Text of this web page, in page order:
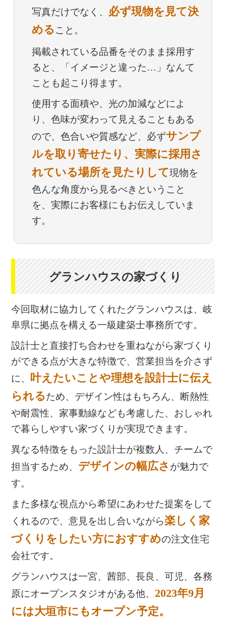
写真だけでなく、 必ず現物を見て決
める こと。
掲載されている品番をそのまま採用す
ると、「イメージと違った…」なんて
ことも起こり得ます。
使用する面積や、光の加減などによ
り、色味が変わって見えることもある
ので、色合いや質感など、必ずサンプ
ルを取り寄せたり、実際に採用さ
れている場所を見たりして現物を
色んな角度から見るべきということ
を、実際にお客様にもお伝えしていま
す。
グランハウスの家づくり
今回取材に協力してくれたグランハウスは、岐
阜県に拠点を構える一級建築士事務所です。
設計士と直接打ち合わせを重ねながら家づくり
ができる点が大きな特徴で、営業担当を介さず
に、
叶えたいことや理想を設計士に伝え
られるため、デザイン性はもちろん、断熱性
や耐震性、家事動線なども考慮した、おしゃれ
で暮らしやすい家づくりが実現できます。
異なる特徴をもった設計士が複数人、チームで
担当するため、 デザインの幅広さ が魅力で
す。
また多様な視点から希望にあわせた提案をして
くれるので、意見を出し合いながら楽しく家
づくりをしたい方におすすめの注文住宅
会社です。
グランハウスは一宮、茜部、長良、可児、各務
原にオープンスタジオがある他、 2023年9月
には大垣市にもオープン予定。